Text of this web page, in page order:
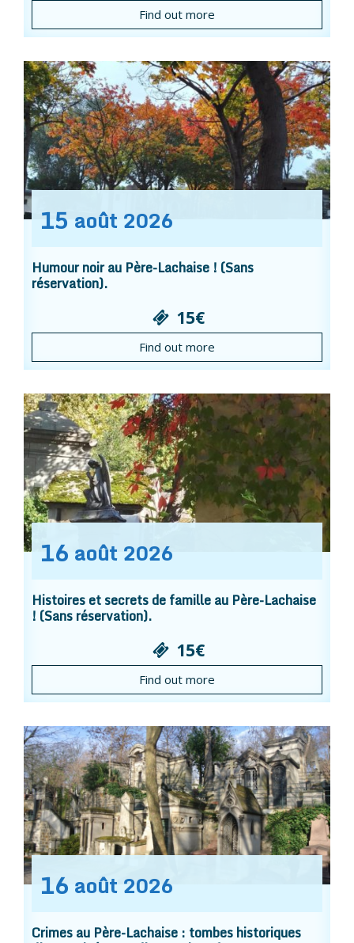
Find out more
15 août 2026
Humour noir au Père-Lachaise ! (Sans
réservation).
15€
Find out more
16 août 2026
Histoires et secrets de famille au Père-Lachaise
! (Sans réservation).
15€
Find out more
16 août 2026
Crimes au Père-Lachaise : tombes historiques